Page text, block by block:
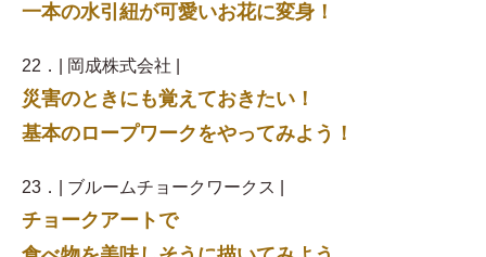
一本の水引紐が可愛いお花に変身！
22．| 岡成株式会社 |
災害のときにも覚えておきたい！
基本のロープワークをやってみよう！
23．| ブルームチョークワークス |
チョークアートで